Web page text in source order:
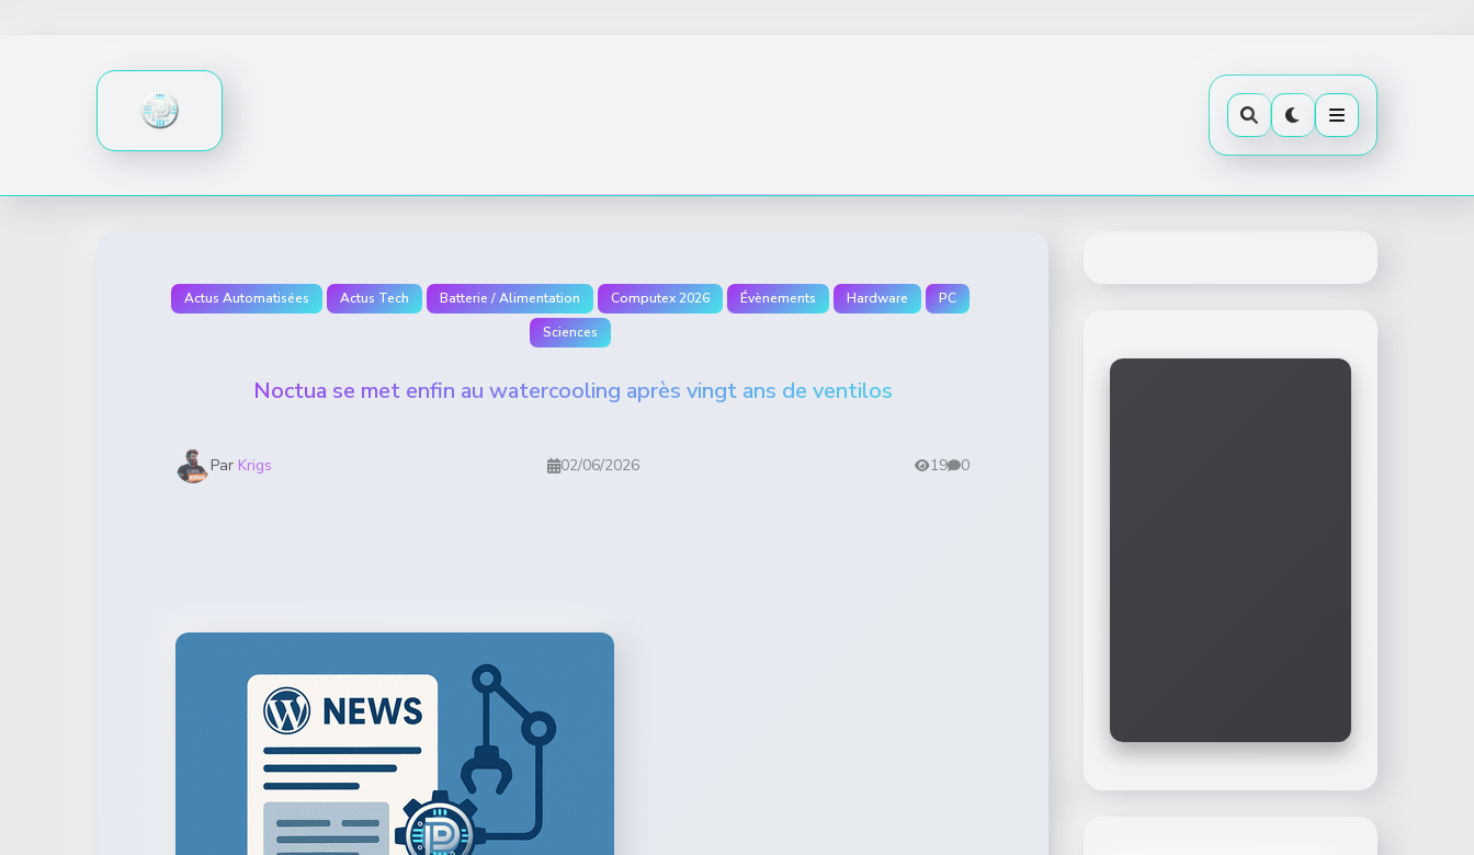
Actus Automatisées Actus Tech Batterie / Alimentation Computex 2026 Évènements Hardware
PC
Sciences
Noctua se met enfin au watercooling après vingt ans de ventilos
Par Krigs 02/06/2026 19 0